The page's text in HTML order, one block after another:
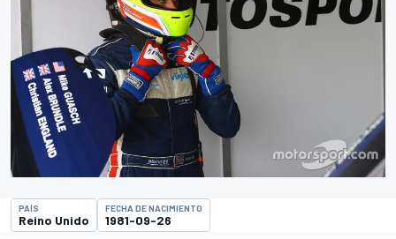
PAÍS
Reino Unido
FECHA DE NACIMIENTO
1981-09-26